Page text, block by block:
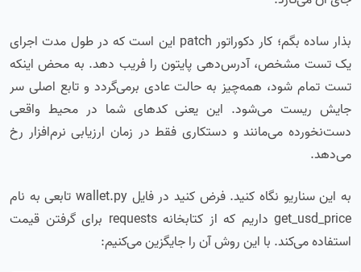
بذار ساده بگم؛ کار دکوراتور patch این است که در طول مدت اجرای
یک تست مشخص، آدرس‌دهی پایتون را فریب دهد. به محض اینکه
تست تمام شود، همه‌چیز به حالت عادی برمی‌گردد و تابع اصلی سر
جایش ریست می‌شود. این یعنی کدهای شما در محیط واقعی
دست‌نخورده می‌مانند و دستکاری فقط در زمان ارزیابی نرم‌افزار رخ
می‌دهد.
به این سناریو نگاه کنید. فرض کنید در فایل wallet.py تابعی به نام
get_usd_price داریم که از کتابخانه requests برای گرفتن قیمت
استفاده می‌کند. با این روش آن را جایگزین می‌کنیم: